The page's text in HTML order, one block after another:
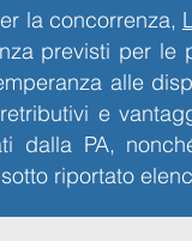
la concorrenza,
previsti per le
alle
e
dalla PA,
riportato